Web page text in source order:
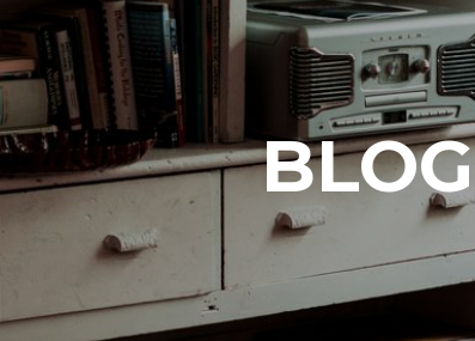
BLOG